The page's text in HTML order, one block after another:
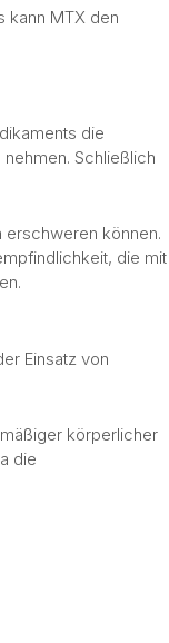
kann MTX den
die
Schließlich
können.
die mit
Einsatz von
körperlicher
die